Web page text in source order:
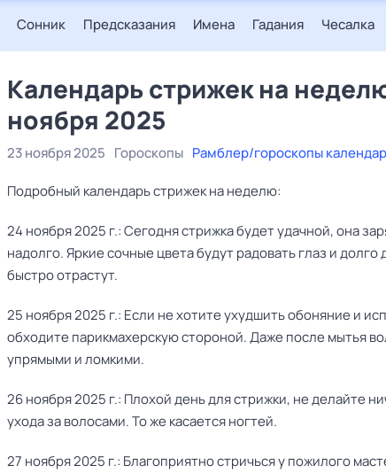
Сонник Предсказания Имена Гадания Чесалка
Календарь стрижек на
ноября 2025
23 ноября 2025 Гороскопы Рамблер/гороскопы
Подробный календарь стрижек на неделю:
24 ноября 2025 г.: Сегодня стрижка будет удачной, она
надолго. Яркие сочные цвета будут радовать глаз и
быстро отрастут.
25 ноября 2025 г.: Если не хотите ухудшить обоняние и
обходите парикмахерскую стороной. Даже после мытья
упрямыми и ломкими.
26 ноября 2025 г.: Плохой день для стрижки, не делайте
ухода за волосами. То же касается ногтей.
27 ноября 2025 г.: Благоприятно стричься у пожилого